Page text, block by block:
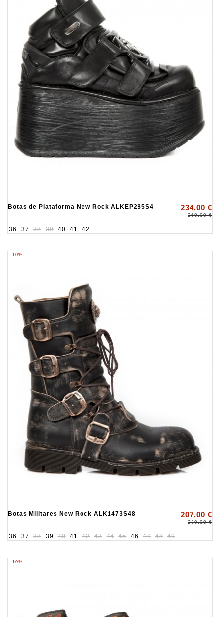
Botas de Plataforma New Rock ALKEP285S4 234,00 €
260,00 €
36 37 38 39 40 41 42
-10%
Botas Militares New Rock ALK1473S48 207,00 €
230,00 €
36 37 38 39 40 41 42 43 44 45 46 47 48 49
-10%